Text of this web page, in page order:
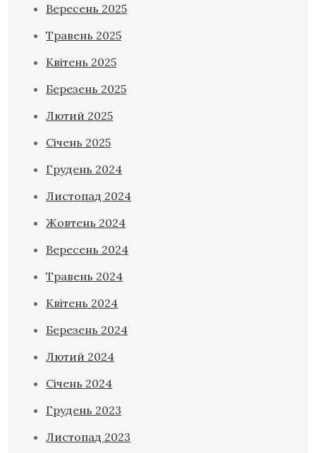
Вересень 2025
Травень 2025
Квітень 2025
Березень 2025
Лютий 2025
Січень 2025
Грудень 2024
Листопад 2024
Жовтень 2024
Вересень 2024
Травень 2024
Квітень 2024
Березень 2024
Лютий 2024
Січень 2024
Грудень 2023
Листопад 2023